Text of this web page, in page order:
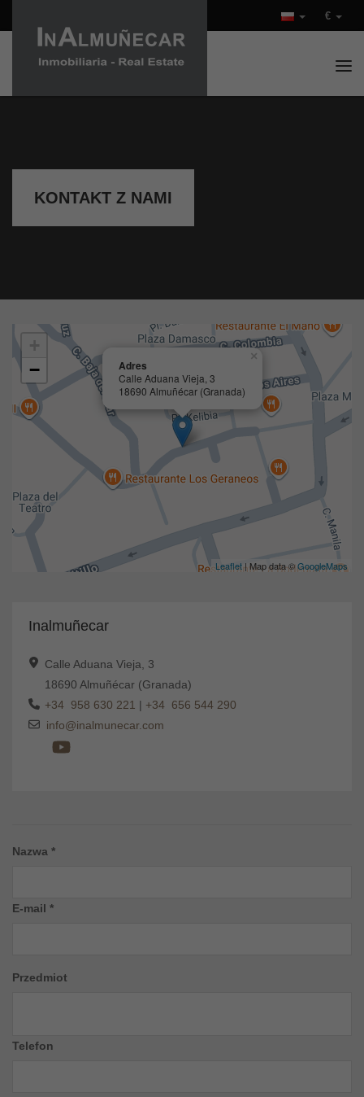
€
KONTAKT Z NAMI
Adres
Calle Aduana Vieja, 3
18690 Almuñécar (Granada)
×
−
Leaflet| Map data ©GoogleMaps
Inalmuñecar
Calle Aduana Vieja, 3
18690 Almuñécar (Granada)
+34 958 630 221 | +34 656 544 290
info@inalmunecar.com
Nazwa *
E-mail *
Przedmiot
Telefon